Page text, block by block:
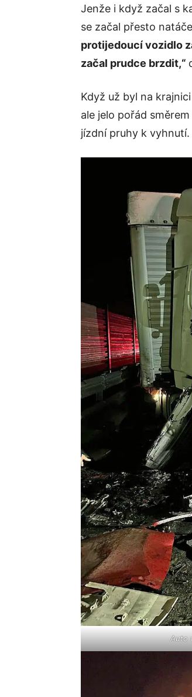
Jenže i když začal s
se začal přesto
protijedoucí vozidlo
začal prudce brzdit,“
Když už byl na
ale jelo pořád
jízdní pruhy k
Auto